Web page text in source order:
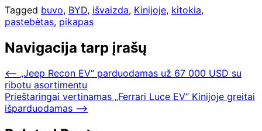
Tagged buvo, BYD, išvaizda, Kinijoje, kitokia,
pastebėtas, pikapas
Navigacija tarp įrašų
⟵ „Jeep Recon EV“ parduodamas už 67 000 USD su
ribotu asortimentu
Prieštaringai vertinamas „Ferrari Luce EV“ Kinijoje greitai
išparduodamas ⟶